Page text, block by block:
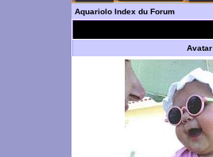
Aquariolo Index du Forum
Avatar